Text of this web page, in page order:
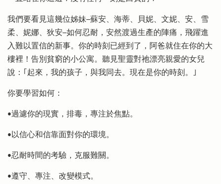
我們要看見這幾位姊妹─蘇安、海蒂、貝妮、文妮、安、雪
柔、妮娜、狄安─如何忍耐，安然渡過生產的陣痛，飛躍進
入難以置信的新事。你的時刻已經到了，阿爸就住在你的大
樓裡！告別貧窮的小公寓。聽見聖靈對祂漂亮親愛的女兒
說：｢起來，我的孩子，與我同去。現在是你的時刻。｣
你要學習如何：
•過濾你的現實，排毒，專注於焦點。
•以信心和信靠面對你的環境。
•忍耐時間的考驗，克服難關。
•遵守、專注、改變模式。